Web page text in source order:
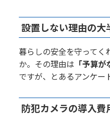
設置しない理由の大
暮らしの安全を守ってく
か。その理由は 「予算
ですが、とあるアンケー
防犯カメラの導入費